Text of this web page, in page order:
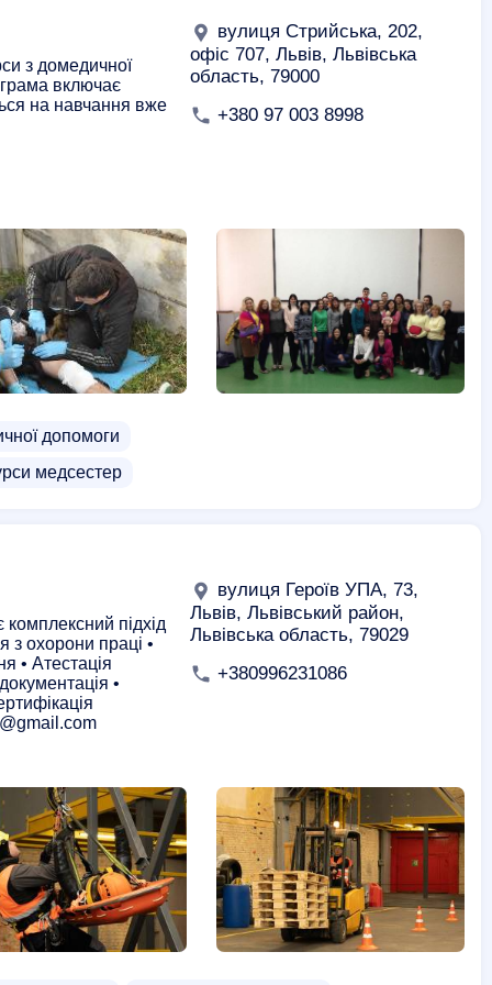
з домедичної
включає
на навчання вже
вулиця Стрийська, 202,
офіс 707, Львів, Львівська
область, 79000
+380 97 003 8998
допомоги
медсестер
підхід
з охорони праці •
• Атестація
•
вулиця Героїв УПА, 73,
Львів, Львівський район,
Львівська область, 79029
+380996231086